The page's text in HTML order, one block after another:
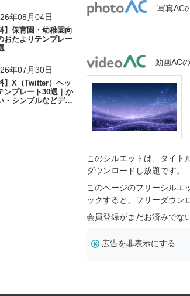
年08月04日
】保育園・幼稚園向
おたよりテンプレー
年07月30日
】X（Twitter）ヘッ
ンプレート30選｜か
・シンプルなどデザ
写真AC
動画AC
このシルエットは、タイト
ダウンロードし放題です。
このページのフリーシルエ
ックすると、フリーダウン
会員登録がまだお済みでな
広告を非表示にする